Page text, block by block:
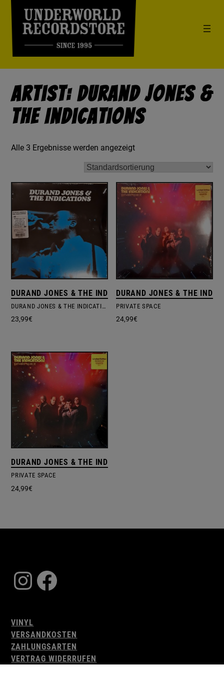
Artist: Durand Jones &
The Indications
Alle 3 Ergebnisse werden angezeigt
DURAND JONES & THE INDICATIONS
DURAND JONES & THE INDICATIONS
23,99€
DURAND JONES & THE
PRIVATE SPACE
24,99€
DURAND JONES & THE INDICATIONS
PRIVATE SPACE
24,99€
Instagram
Facebook
VINYL
VERSANDKOSTEN
ZAHLUNGSARTEN
VERTRAG WIDERRUFEN